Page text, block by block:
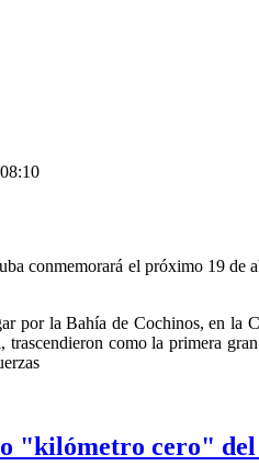
conmemorará el próximo 19 de
por la Bahía de Cochinos, en la
trascendieron como la primera
"kilómetro cero"